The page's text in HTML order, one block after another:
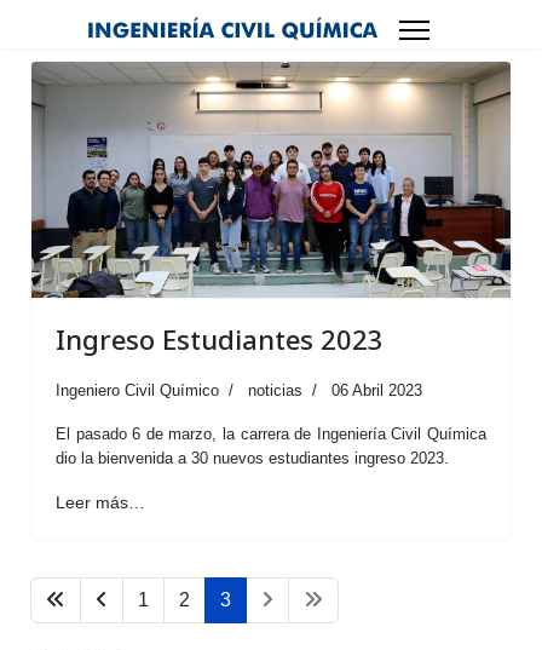
Ingreso Estudiantes 2023
Ingeniero Civil Químico noticias 06 Abril 2023
El pasado 6 de marzo, la carrera de Ingeniería Civil Química
dio la bienvenida a 30 nuevos estudiantes ingreso 2023.
Leer más…
1 2 3